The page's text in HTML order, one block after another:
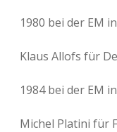
1980 bei der EM
Klaus Allofs für
1984 bei der EM
Michel Platini für